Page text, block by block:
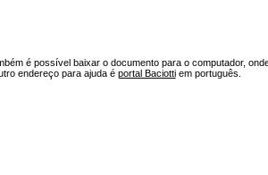
é possível baixar o documento para o computador,
endereço para ajuda é portal Baciottiem português.